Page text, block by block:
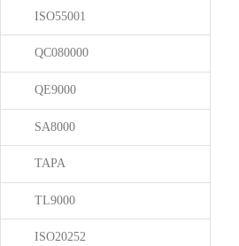
ISO55001
QC080000
QE9000
SA8000
TAPA
TL9000
ISO20252